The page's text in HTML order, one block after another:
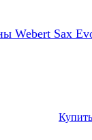
Webert Sax
Купить